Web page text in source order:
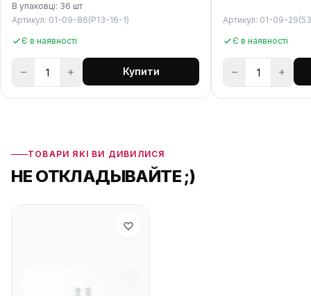
В упаковці: 36 шт
Артикул: 01-09-86(P13-16-1)
Є в наявності
Купити
Артикул: 01-09-
Є в наявності
ТОВАРИ ЯКІ ВИ ДИВИЛИСЯ
НЕ ОТКЛАДЫВАЙТЕ ;)